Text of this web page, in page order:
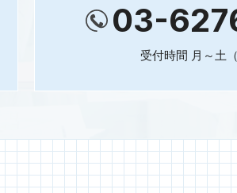
03-
受付時間 月～土